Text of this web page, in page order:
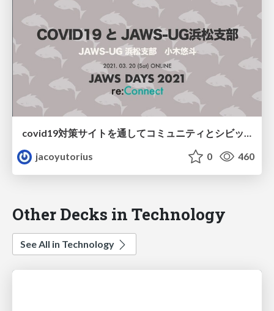
covid19対策サイトを通してコミュニティとシビックテックのあり方について思うこと
jacoyutorius
0 460
Other Decks in Technology
See All in Technology